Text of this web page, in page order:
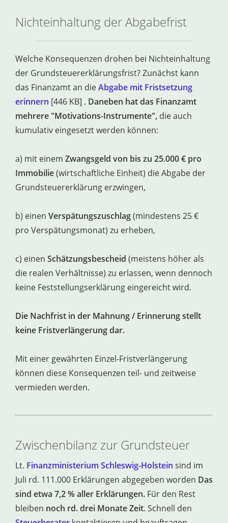
Nichteinhaltung der Abgabefrist
Welche Konsequenzen drohen bei Nichteinhaltung
der Grundsteuererklärungsfrist? Zunächst kann
das Finanzamt an dieAbgabe mit Fristsetzung
erinnern [446 KB] . Daneben hat das Finanzamt
mehrere "Motivations-Instrumente", die auch
kumulativ eingesetzt werden können:
a) mit einem Zwangsgeld von bis zu 25.000 € pro
Immobilie(wirtschaftliche Einheit) die Abgabe der
Grundsteuererklärung erzwingen,
b) einen Verspätungszuschlag(mindestens 25 €
pro Verspätungsmonat) zu erheben,
c) einen Schätzungsbescheid (meistens höher als
die realen Verhältnisse) zu erlassen, wenn dennoch
keine Feststellungserklärung eingereicht wird.
Die Nachfrist in der Mahnung / Erinnerung stellt
keine Fristverlängerung dar.
Mit einer gewährten Einzel-Fristverlängerung
können diese Konsequenzen teil- und zeitweise
vermieden werden.
Zwischenbilanz zur Grundsteuer
Lt. Finanzministerium Schleswig-Holstein sind im
Juli rd. 111.000 Erklärungen abgegeben worden Das
sind etwa 7,2 % aller Erklärungen. Für den Rest
bleiben noch rd. drei Monate Zeit. Schnell den